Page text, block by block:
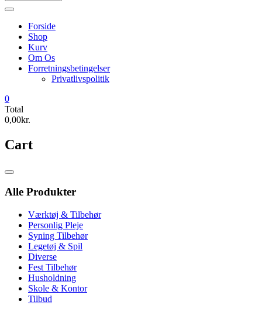
Forside
Shop
Kurv
Om Os
Forretningsbetingelser
Privatlivspolitik
0
Total
0,00kr.
Cart
Catalog
Alle Produkter
Værktøj & Tilbehør
Personlig Pleje
Syning Tilbehør
Legetøj & Spil
Diverse
Fest Tilbehør
Husholdning
Skole & Kontor
Tilbud